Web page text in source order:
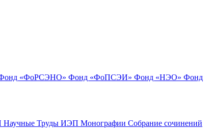
«ФоРСЭНО» Фонд «ФоПСЭИ» Фонд «НЭО» Фонд
Научные Труды ИЭП Монографии Собрание сочинений